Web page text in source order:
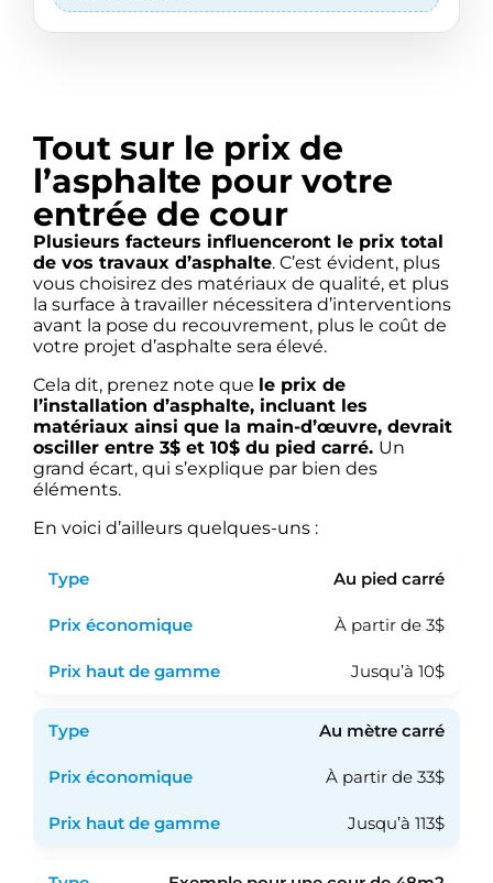
Tout sur le prix de
l’asphalte pour votre
entrée de cour
Plusieurs facteurs influenceront le prix total
de vos travaux d’asphalte. C’est évident, plus
vous choisirez des matériaux de qualité, et plus
la surface à travailler nécessitera d’interventions
avant la pose du recouvrement, plus le coût de
votre projet d’asphalte sera élevé.
Cela dit, prenez note que le prix de
l’installation d’asphalte, incluant les
matériaux ainsi que la main-d’œuvre, devrait
osciller entre 3$ et 10$ du pied carré. Un
grand écart, qui s’explique par bien des
éléments.
En voici d’ailleurs quelques-uns :
Au pied carré
À partir de 3$
Jusqu’à 10$
Au mètre carré
À partir de 33$
Jusqu’à 113$